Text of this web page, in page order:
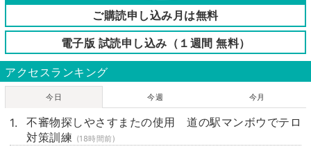
ご購読申し込み月は無料
電子版 試読申し込み（１週間 無料）
アクセスランキング
今日 今週 今月
不審物探しやさすまたの使用 道の駅マンボウでテロ
対策訓練 (18時間前)